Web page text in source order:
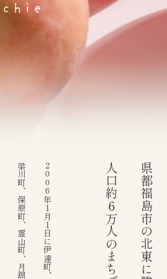
県都福島市の北東に隣接する
人口約６万人のまちです。
2006年1月1日に伊達町、
梁川町、保原町、霊山町、月舘町の5